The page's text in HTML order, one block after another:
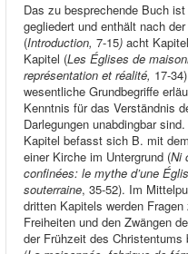
Das zu besprechende Buch
gegliedert und enthält nach
(Introduction,7-15)acht
Kapitel (Les Églises de
représentation et réalité, 17-
wesentliche Grundbegriffe
Kenntnis für das Verständnis
Darlegungen unabdingbar
Kapitel befasst sich B. mit
einer Kirche im Untergrund (Ni
confinées: le mythe d’une
souterraine, 35-52). Im
dritten Kapitels werden Fragen
Freiheiten und den Zwängen
der Frühzeit des Christentums